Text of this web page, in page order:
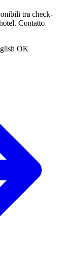
tra check-
Contatto
OK